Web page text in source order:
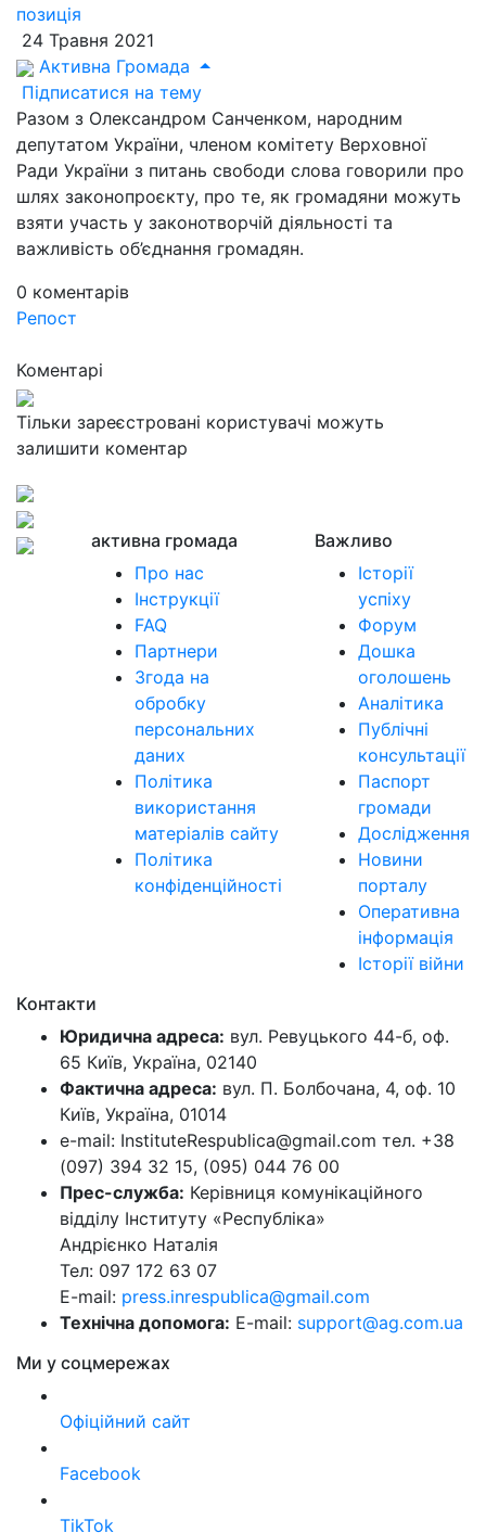
позиція
24 Травня 2021
Активна Громада
Підписатися на тему
Разом з Олександром Санченком, народним
депутатом України, членом комітету Верховної
Ради України з питань свободи слова говорили про
шлях законопроєкту, про те, як громадяни можуть
взяти участь у законотворчій діяльності та
важливість об’єднання громадян.
0 коментарів
Репост
Коментарі
Тільки зареєстровані користувачі можуть
залишити коментар
активна громада
Про нас
Інструкції
FAQ
Партнери
Згода на
обробку
персональних
даних
Політика
використання
матеріалів сайту
Політика
конфіденційності
Важливо
Історії
успіху
Форум
Дошка
оголошень
Аналітика
Публічні
консультації
Паспорт
громади
Дослідження
Новини
порталу
Оперативна
інформація
Історії війни
Контакти
Юридична адреса: вул. Ревуцького 44-б, оф.
65 Київ, Україна, 02140
Фактична адреса: вул. П. Болбочана, 4, оф. 10
Київ, Україна, 01014
e-mail: InstituteRespublica@gmail.com тел. +38
(097) 394 32 15, (095) 044 76 00
Прес-служба: Керівниця комунікаційного
відділу Інституту «Республіка»
Андрієнко Наталія
Тел: 097 172 63 07
E-mail: press.inrespublica@gmail.com
Технічна допомога: E-mail: support@ag.com.ua
Ми у соцмережах
Офіційний сайт
Facebook
TikTok